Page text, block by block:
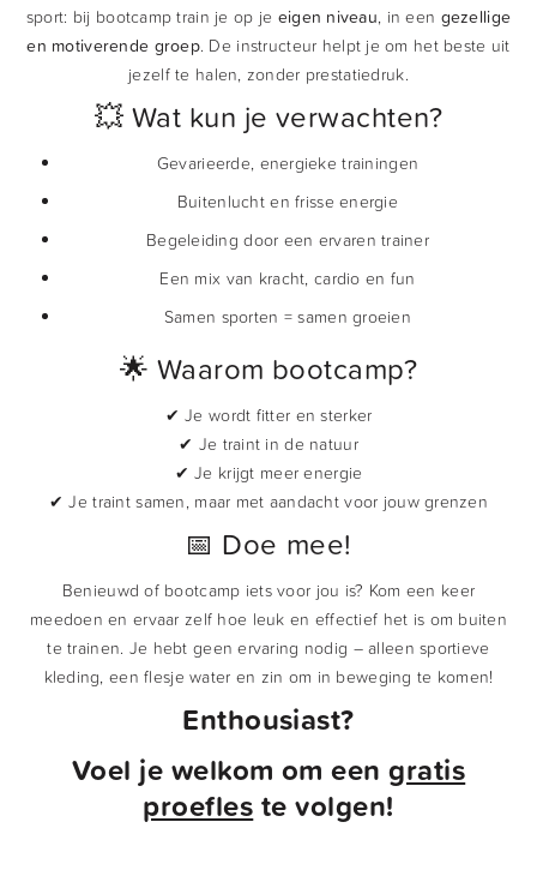
sport: bij bootcamp train je op je eigen niveau, in een gezellige
en motiverende groep. De instructeur helpt je om het beste uit
jezelf te halen, zonder prestatiedruk.
💥 Wat kun je verwachten?
Gevarieerde, energieke trainingen
Buitenlucht en frisse energie
Begeleiding door een ervaren trainer
Een mix van kracht, cardio en fun
Samen sporten = samen groeien
🌟 Waarom bootcamp?
✔ Je wordt fitter en sterker
✔ Je traint in de natuur
✔ Je krijgt meer energie
✔ Je traint samen, maar met aandacht voor jouw grenzen
📅 Doe mee!
Benieuwd of bootcamp iets voor jou is? Kom een keer
meedoen en ervaar zelf hoe leuk en effectief het is om buiten
te trainen. Je hebt geen ervaring nodig – alleen sportieve
kleding, een flesje water en zin om in beweging te komen!
Enthousiast?
Voel je welkom om eengratis
proefles te volgen!